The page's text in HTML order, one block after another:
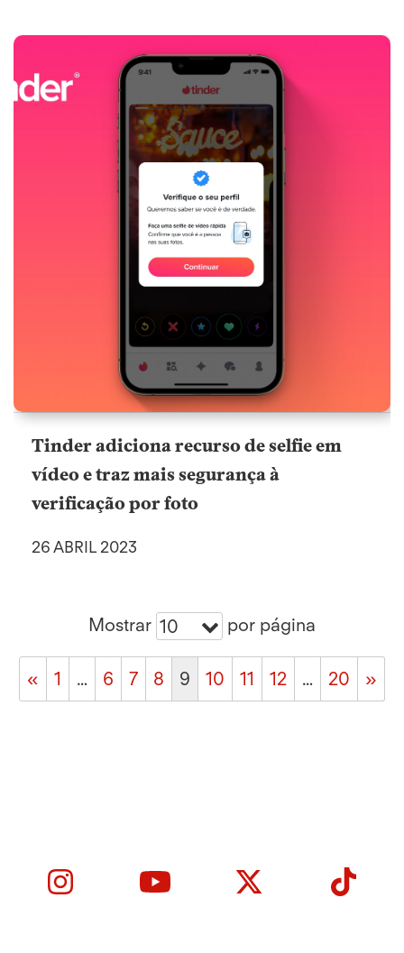
Tinder adiciona recurso de selfie em
vídeo e traz mais segurança à
verificação por foto
26 ABRIL 2023
Mostrar 10 por página
« 1 … 6 7 8 9 10 11 12 … 20 »